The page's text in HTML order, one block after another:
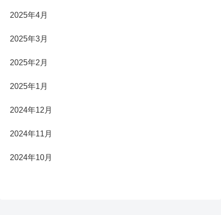
2025年4月
2025年3月
2025年2月
2025年1月
2024年12月
2024年11月
2024年10月